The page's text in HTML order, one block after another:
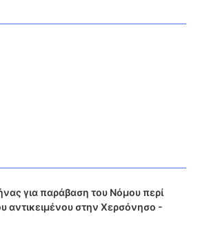
για παράβαση του Νόμου περί
στην Χερσόνησο -